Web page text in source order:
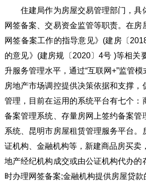
住建局作为房屋交易管理部门，具
网签备案、交易资金监管等职责。在
网签备案工作的指导意见》(建房〔
的意见》(建房规〔2020〕4号 )等相关
升服务管理水平，通过“互联网+”监管
房地产市场调控提供决策依据和支撑
管理，目前在运用的系统平台有七个
备案管理系统、存量房网上签约备案
系统、昆明市房屋租赁管理服务平台
证机构、金融机构等，新建商品房买
地产经纪机构成交或由公证机构代办
时办理网签备案;金融机构提供房屋贷